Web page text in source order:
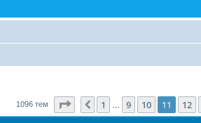
1096 тем Страница 11из22
Пред.
1 9 10 11 12